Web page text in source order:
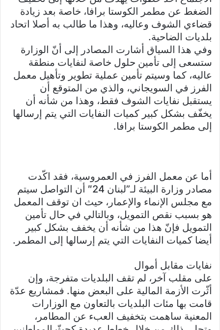
الضغط عن مطمر الكوستا برافا، خاصة بعد زيادة
قضاءي الشوف وعاليه، وهذا ما طالب به أصلا اتحاد
بلديات الضاحية.
وفي هذا السياق أشارت المصادر إلى أنّ الوزارة
ستسعى إلى تأمين حلول خاصة لنفايات منطقة
عاليه، كما وسيتم تأمين عملية تطوير وتأهيل معمل
الفرز في السويجاني، والذي من المتوقع أن
يستقبل نفايات الشوف فقط، وهذا من شأنه أن
يخفّف بشكل كبير كميات النفايات التي يتم إرسالها
إلى مطمر الكوستا برافا.
أما عن معمل الفرز في العمروسية، فقد اكّدت
مصادر وزارة البيئة لـ”لبنان 24″ أن التواصل سيتم
مع مجلس الإنماء والإعمار، حيث ان توقف المعمل
هو بسبب نقص التمويل، وبالتالي في حال تأمين
التمويل فإنّ هذا من شأنه أن يخفف بشكل كبير
أيضا كميات النفايات التي يتم إرسالها إلى المطمر.
نفايات مقابل أموال
على مقلب آخر، لم تقف البلديات متفرجة، وإن
أثّرت الأزمة المالية على البعض منها. فمشاريع عدّة
قامت بها مئات البلديات بالتعاون مع الوزارات
المعنية ساهمت بتخفيف العبء عن المطامر،